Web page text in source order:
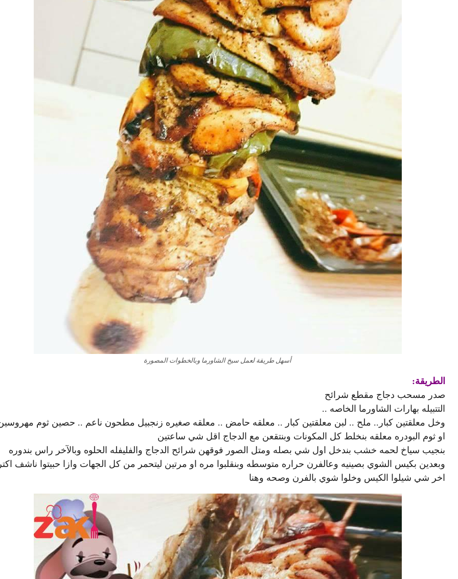
أسهل طريقة لعمل سيخ الشاورما وبالخطوات المصورة
الطريقة:
صدر مسحب دجاج مقطع شرائح
التتبيله بهارات الشاورما الخاصه ..
وخل معلقتين كبار.. ملح .. لبن معلقتين كبار .. معلقه حامض .. معلقه صغيره زنجبيل مطحون ناعم .. حصين ثوم
او ثوم البودره معلقه بنخلط كل المكونات وبنتقعن مع الدجاج اقل شي ساعتين
بنجيب سياخ لحمه خشب بندخل اول شي بصله ومتل الصور فوقهن شرائح الدجاج والفليفله الحلوه وبالآخر راس بندوره
وبعدين بكيس الشوي بصينيه وعالفرن حراره متوسطه وبنقلبوا مره او مرتين ليتحمر من كل الجهات وازا حبيتوا ناشف
اخر شي شيلوا الكيس وخلوا شوي بالفرن وصحه وهنا